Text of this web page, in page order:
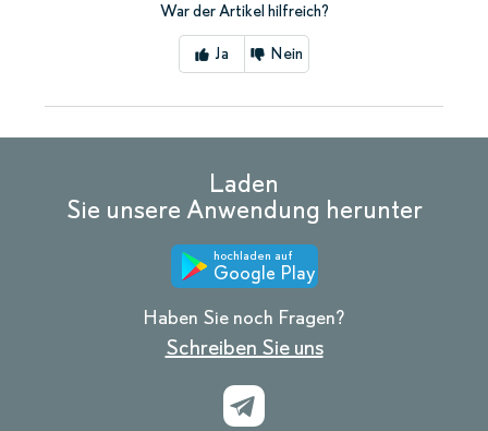
War der Artikel hilfreich?
Ja Nein
Laden
Sie unsere Anwendung herunter
hochladen auf
Google Play
Haben Sie noch Fragen?
Schreiben Sie uns